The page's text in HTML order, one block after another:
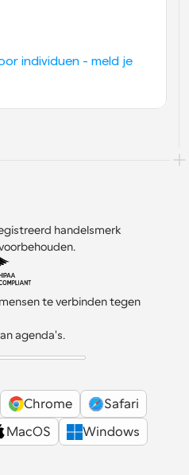
individuen - meld je
handelsmerk
te verbinden tegen
agenda's.
Chrome
Safari
MacOS
Windows